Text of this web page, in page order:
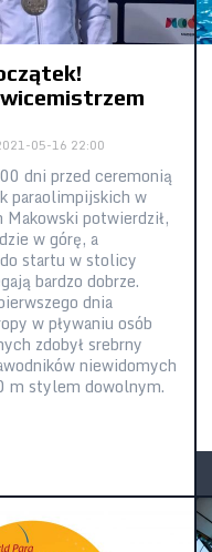
05-16 22:00
dni przed ceremonią
paraolimpijskich w
potwierdził,
w górę, a
startu w stolicy
bardzo dobrze.
dnia
w pływaniu osób
zdobył srebrny
niewidomych
m stylem dowolnym.